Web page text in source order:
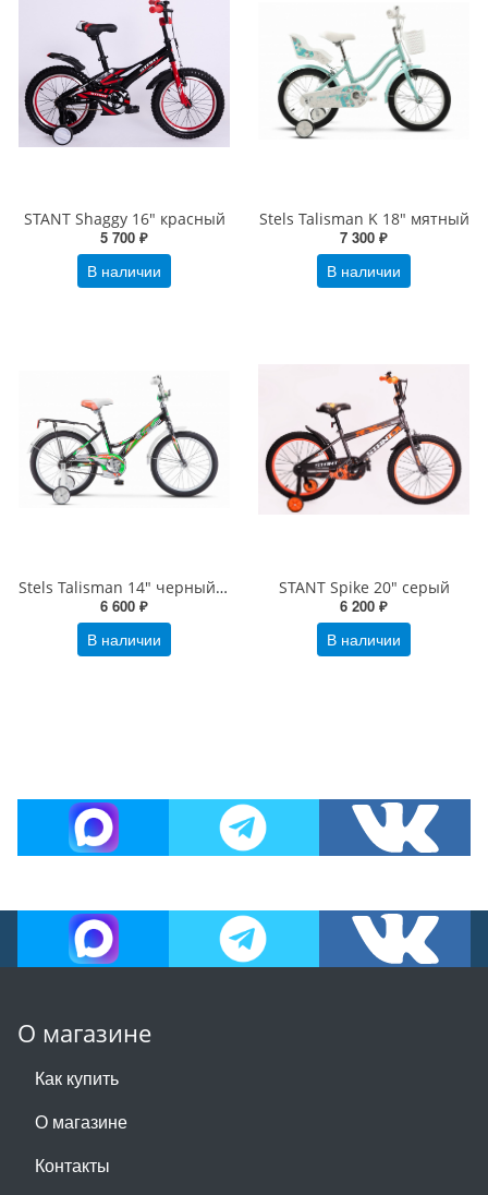
STANT Shaggy 16" красный
5 700 ₽
В наличии
Stels Talisman K 18" мятный
7 300 ₽
В наличии
Stels Talisman 14" черный Z010
6 600 ₽
В наличии
STANT Spike 20" серый
6 200 ₽
В наличии
О магазине
Как купить
О магазине
Контакты